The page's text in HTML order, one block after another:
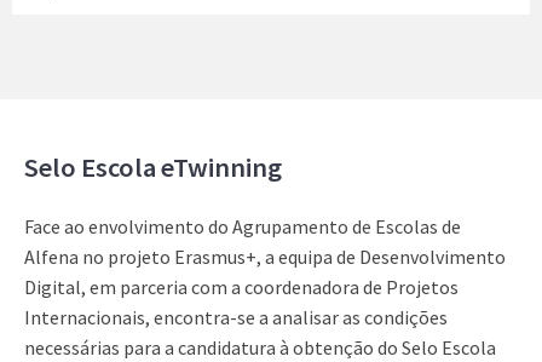
Selo Escola eTwinning
Face ao envolvimento do Agrupamento de Escolas de
Alfena no projeto Erasmus+, a equipa de Desenvolvimento
Digital, em parceria com a coordenadora de Projetos
Internacionais, encontra-se a analisar as condições
necessárias para a candidatura à obtenção do Selo Escola